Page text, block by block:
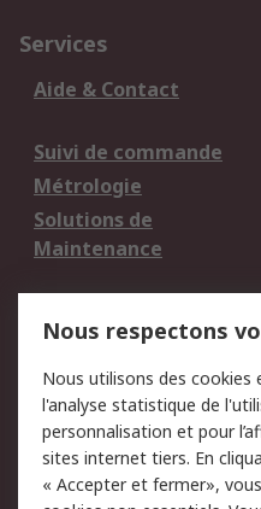
Services
Aide & Contact
Suivi de commande
Métrologie
Solutions de
Maintenance
du site
Politique de protection
des données - Mise à
jour
Nous respectons
Nous utilisons des
l'analyse statistique de
personnalisation et pour
sites internet tiers. En
« Accepter et fermer»,